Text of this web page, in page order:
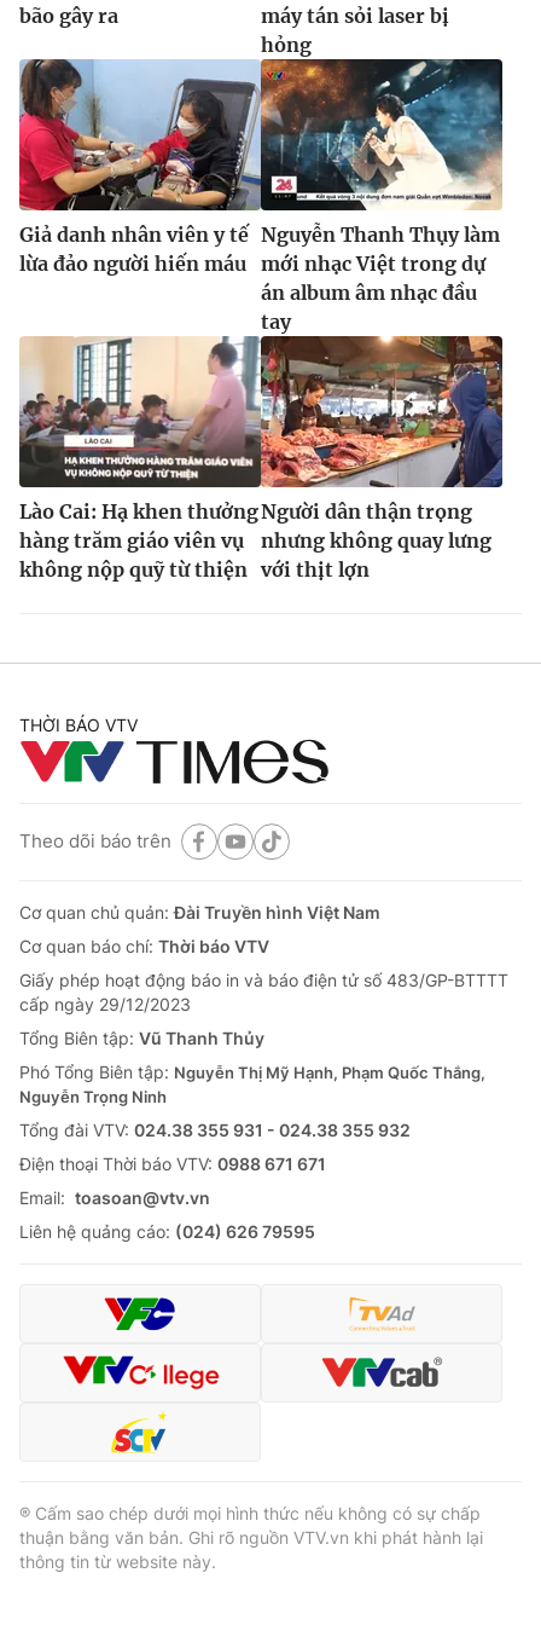
Ðiện thoại Thời báo VTV:
024.66 897 897
Liên hệ quảng cáo:
024-7300.7108
® Cấm sao chép dưới mọi hình thức nếu không có sự chấp
thuận bằng văn bản. Ghi rõ nguồn VTV.vn khi phát hành lại
thông tin từ website này.
bão gây ra
máy tán sỏi laser bị
hỏng
Giả danh nhân viên y tế
lừa đảo người hiến máu
Nguyễn Thanh Thụy làm
mới nhạc Việt trong dự
án album âm nhạc đầu
tay
Lào Cai: Hạ khen thưởng
hàng trăm giáo viên vụ
không nộp quỹ từ thiện
Người dân thận trọng
nhưng không quay lưng
với thịt lợn
THỜI BÁO VTV
Theo dõi báo trên
Cơ quan chủ quản:Đài Truyền hình Việt Nam
Cơ quan báo chí: Thời báo VTV
Giấy phép hoạt động báo in và báo điện tử số 483/GP-BTTTT
cấp ngày 29/12/2023
Tổng Biên tập: Vũ Thanh Thủy
Phó Tổng Biên tập: Nguyễn Thị Mỹ Hạnh, Phạm Quốc Thắng,
Nguyễn Trọng Ninh
Tổng đài VTV: 024.38 355 931 - 024.38 355 932
Ðiện thoại Thời báo VTV: 0988 671 671
Email: toasoan@vtv.vn
Liên hệ quảng cáo: (024) 626 79595
® Cấm sao chép dưới mọi hình thức nếu không có sự chấp
thuận bằng văn bản. Ghi rõ nguồn VTV.vn khi phát hành lại
thông tin từ website này.